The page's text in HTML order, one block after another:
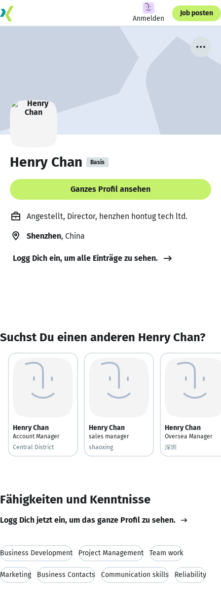
Anmelden
Job posten
Henry Chan Basis
Ganzes Profil ansehen
Angestellt, Director, henzhen hontug tech ltd.
Shenzhen, China
Logg Dich ein, um alle Einträge zu sehen.
Suchst Du einen anderen Henry Chan?
Henry Chan
Account Manager
Central District
Henry Chan
sales manager
shaoxing
Henry Chan
Oversea Manager
深圳
Fähigkeiten und Kenntnisse
Logg Dich jetzt ein, um das ganze Profil zu sehen.
Business Development Project Management Team work
Marketing Business Contacts Communication skills Reliability